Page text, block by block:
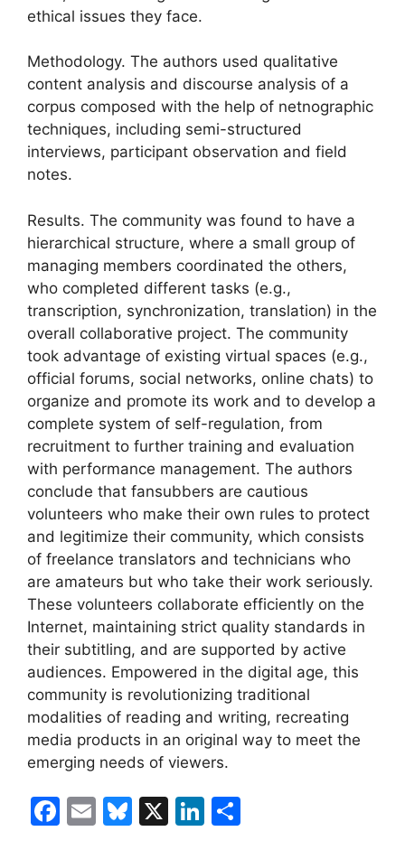
ethical issues they face.
Methodology. The authors used qualitative
content analysis and discourse analysis of a
corpus composed with the help of netnographic
techniques, including semi-structured
interviews, participant observation and field
notes.
Results. The community was found to have a
hierarchical structure, where a small group of
managing members coordinated the others,
who completed different tasks (e.g.,
transcription, synchronization, translation) in the
overall collaborative project. The community
took advantage of existing virtual spaces (e.g.,
official forums, social networks, online chats) to
organize and promote its work and to develop a
complete system of self-regulation, from
recruitment to further training and evaluation
with performance management. The authors
conclude that fansubbers are cautious
volunteers who make their own rules to protect
and legitimize their community, which consists
of freelance translators and technicians who
are amateurs but who take their work seriously.
These volunteers collaborate efficiently on the
Internet, maintaining strict quality standards in
their subtitling, and are supported by active
audiences. Empowered in the digital age, this
community is revolutionizing traditional
modalities of reading and writing, recreating
media products in an original way to meet the
emerging needs of viewers.
F
E
Bl X
Li